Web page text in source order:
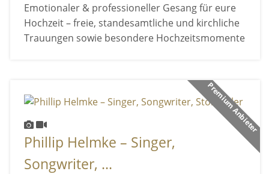
Emotionaler & professioneller Gesang für eure
Hochzeit – freie, standesamtliche und kirchliche
Trauungen sowie besondere Hochzeitsmomente
Premium Anbieter
Phillip Helmke – Singer,
Songwriter, ...